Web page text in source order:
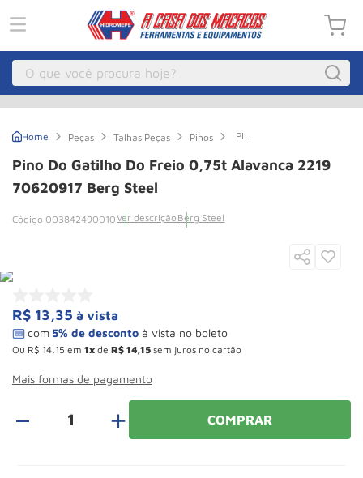
O que você procura hoje?
Peças Talhas Peças Pinos
Pino
Gatilho
do
Pino Do Gatilho Do Freio 0,75t Alavanca 2219
70620917 Berg Steel
003842490010Ver descrição Berg Steel
R$ 13,35 à vista
Ou R$ 14 15 em 1 de R$ 14 15 sem juros no cartão
Mais formas de pagamento
＋ COMPRAR
Guincho Eletrico
Macaco Hidraulico
8 Rodizio
9º Talha
10 º